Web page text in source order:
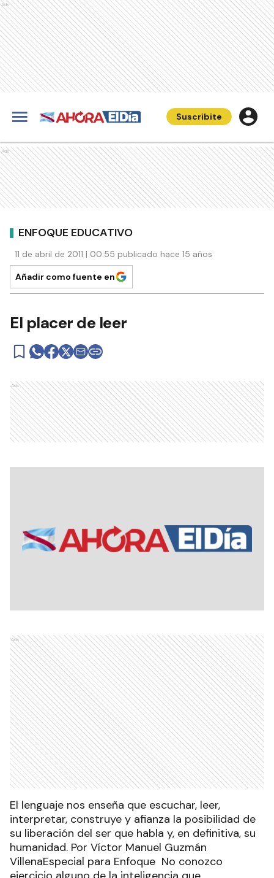
Ads
Suscribite
Ads
ENFOQUE EDUCATIVO
11 de abril de 2011 | 00:55 publicado hace 15 años
Añadir como fuente en
El placer de leer
Ads
Ads
El lenguaje nos enseña que escuchar, leer,
interpretar, construye y afianza la posibilidad de
su liberación del ser que habla y, en definitiva, su
humanidad. Por Víctor Manuel Guzmán
VillenaEspecial para Enfoque No conozco